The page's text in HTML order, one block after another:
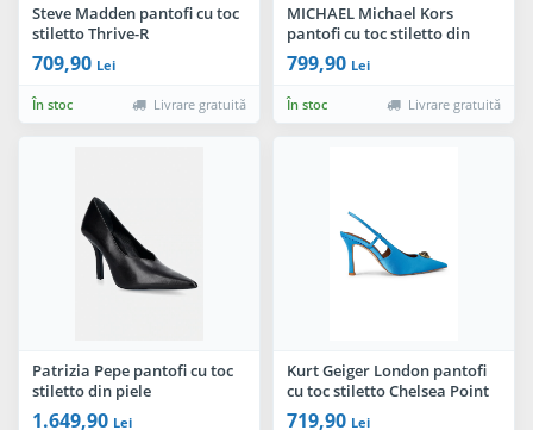
Steve Madden pantofi cu toc
stiletto Thrive-R
709,90 Lei
În stoc Livrare gratuită
MICHAEL Michael Kors
pantofi cu toc stiletto din
piele întoarsă Elyse High
Pump
799,90 Lei
În stoc Livrare gratuită
Patrizia Pepe pantofi cu toc
stiletto din piele
1.649,90 Lei
Kurt Geiger London pantofi
cu toc stiletto Chelsea Point
Slingback
719,90 Lei